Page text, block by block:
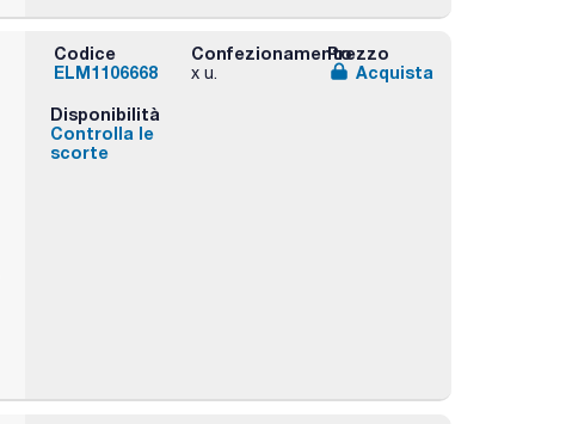
Codice
ELM1106668
Confezionamento
x u.
Prezzo
Acquista
Disponibilità
Controlla le
scorte